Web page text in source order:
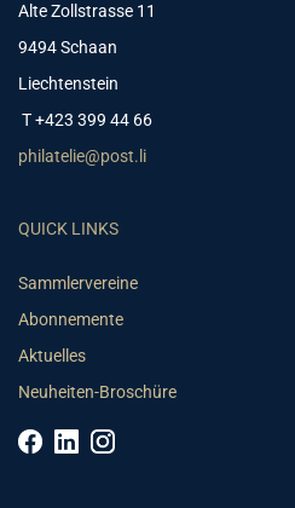
Alte Zollstrasse 11
9494 Schaan
Liechtenstein
T +423 399 44 66
philatelie@post.li
QUICK LINKS
Sammlervereine
Abonnemente
Aktuelles
Neuheiten-Broschüre